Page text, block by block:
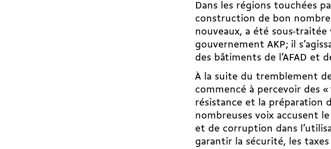
Dans les régions touchées
construction de bon
nouveaux, a été sous-traitée
gouvernement AKP ; il
des bâtiments de l’AFAD et
À la suite du tremblement
commencé à percevoir des
résistance et la préparation
nombreuses voix accusent
et de corruption dans
garantir la sécurité, les